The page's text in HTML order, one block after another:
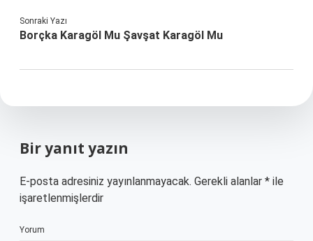
Sonraki Yazı
Borçka Karagöl Mu Şavşat Karagöl Mu
Bir yanıt yazın
E-posta adresiniz yayınlanmayacak. Gerekli alanlar * ile
işaretlenmişlerdir
Yorum